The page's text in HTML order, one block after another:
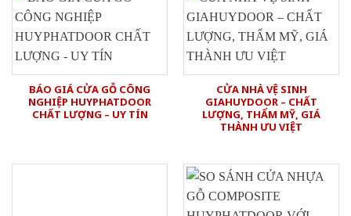
BÁO GIÁ CỬA GỖ CÔNG
NGHIỆP HUYPHATDOOR
CHẤT LƯỢNG – UY TÍN
CỬA NHÀ VỆ SINH
GIAHUYDOOR – CHẤT
LƯỢNG, THẨM MỸ, GIÁ
THÀNH ƯU VIỆT